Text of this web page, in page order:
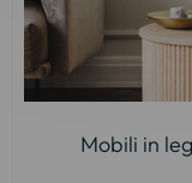
Mobili in